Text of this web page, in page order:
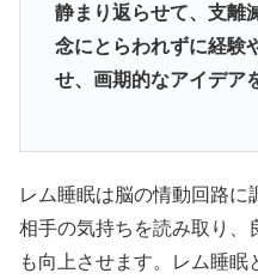
静まり返らせて、支離
念にとらわれずに経験
せ、画期的なアイデア
レム睡眠は脳の情動回路
相手の気持ちを読み取り、
も向上させます。レム睡眠